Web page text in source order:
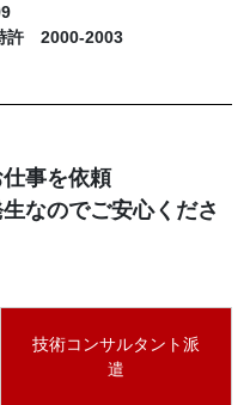
許 2000-2003
事を依頼
なのでご安心くださ
技術コンサルタント派
遣